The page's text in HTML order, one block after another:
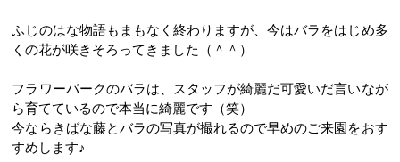
ふじのはな物語もまもなく終わりますが、今はバラをはじめ多
くの花が咲きそろってきました（＾＾）
フラワーパークのバラは、スタッフが綺麗だ可愛いだ言いなが
ら育てているので本当に綺麗です（笑）
今ならきばな藤とバラの写真が撮れるので早めのご来園をおす
すめします♪